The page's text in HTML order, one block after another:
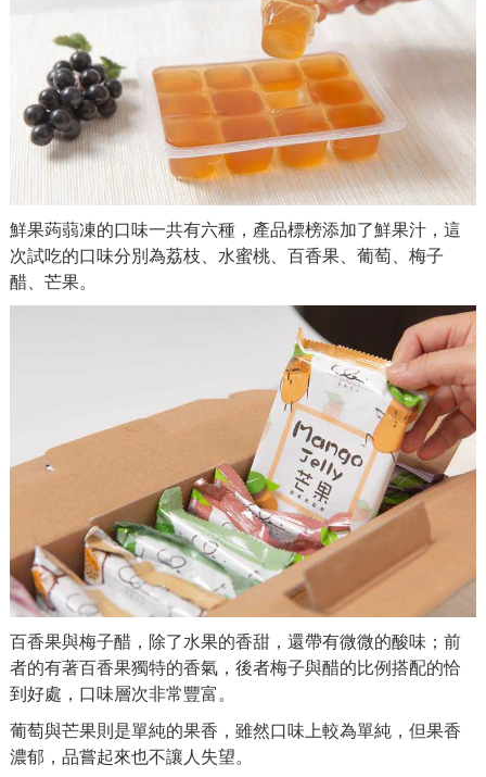
鮮果蒟蒻凍的口味一共有六種，產品標榜添加了鮮果汁，這
次試吃的口味分別為荔枝、水蜜桃、百香果、葡萄、梅子
醋、芒果。
百香果與梅子醋，除了水果的香甜，還帶有微微的酸味；前
者的有著百香果獨特的香氣，後者梅子與醋的比例搭配的恰
到好處，口味層次非常豐富。
葡萄與芒果則是單純的果香，雖然口味上較為單純，但果香
濃郁，品嘗起來也不讓人失望。